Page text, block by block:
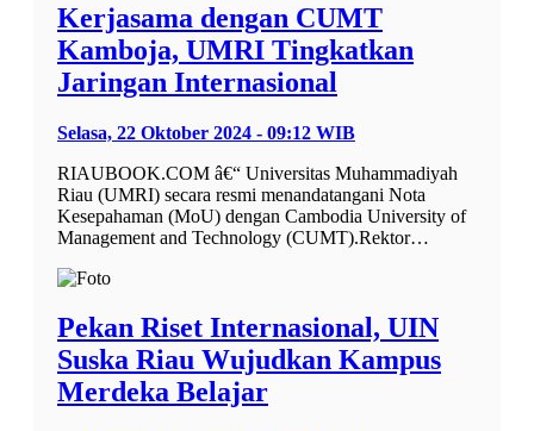
Kerjasama dengan CUMT
Kamboja, UMRI Tingkatkan
Jaringan Internasional
Selasa, 22 Oktober 2024 - 09:12 WIB
RIAUBOOK.COM â€“ Universitas Muhammadiyah
Riau (UMRI) secara resmi menandatangani Nota
Kesepahaman (MoU) dengan Cambodia University of
Management and Technology (CUMT).Rektor…
Pekan Riset Internasional, UIN
Suska Riau Wujudkan Kampus
Merdeka Belajar